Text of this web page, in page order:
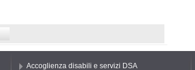
Accoglienza disabili e servizi DSA